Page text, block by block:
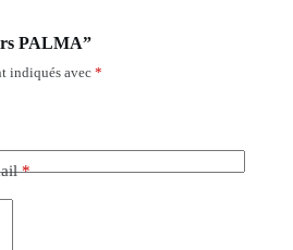
PALMA”
indiqués avec*
*